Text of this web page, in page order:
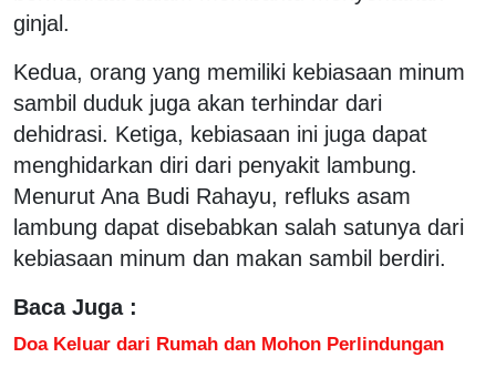
ginjal.
Kedua, orang yang memiliki kebiasaan minum
sambil duduk juga akan terhindar dari
dehidrasi. Ketiga, kebiasaan ini juga dapat
menghidarkan diri dari penyakit lambung.
Menurut Ana Budi Rahayu, refluks asam
lambung dapat disebabkan salah satunya dari
kebiasaan minum dan makan sambil berdiri.
Baca Juga :
Doa Keluar dari Rumah dan Mohon Perlindungan